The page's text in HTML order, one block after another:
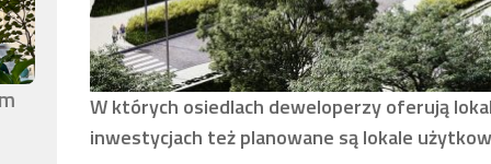
W których osiedlach deweloperzy oferują
inwestycjach też planowane są lokale